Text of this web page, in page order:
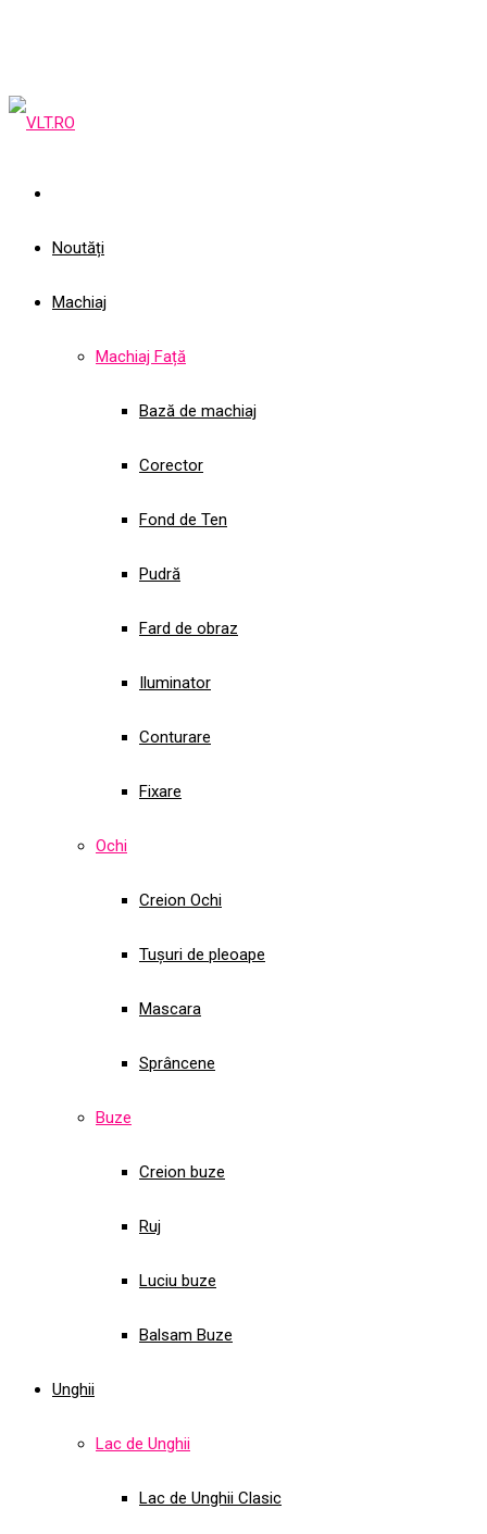
Noutăți
Machiaj
Machiaj Față
Bază de machiaj
Corector
Fond de Ten
Pudră
Fard de obraz
Iluminator
Conturare
Fixare
Ochi
Creion Ochi
Tușuri de pleoape
Mascara
Sprâncene
Buze
Creion buze
Ruj
Luciu buze
Balsam Buze
Unghii
Lac de Unghii
Lac de Unghii Clasic